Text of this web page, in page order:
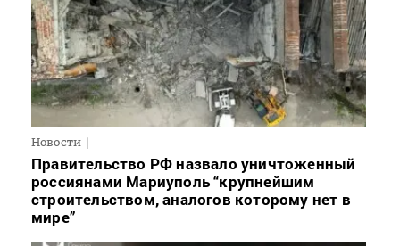
Новости
Правительство РФ назвало уничтоженный
россиянами Мариуполь “крупнейшим
строительством, аналогов которому нет в
мире”